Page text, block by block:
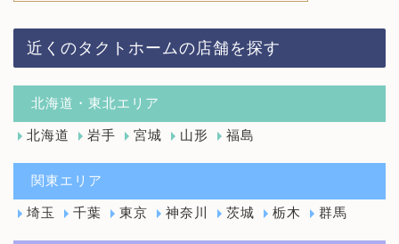
近くのタクトホームの店舗を探す
北海道・東北エリア
北海道 岩手 宮城 山形 福島
関東エリア
埼玉 千葉 東京 神奈川 茨城 栃木 群馬